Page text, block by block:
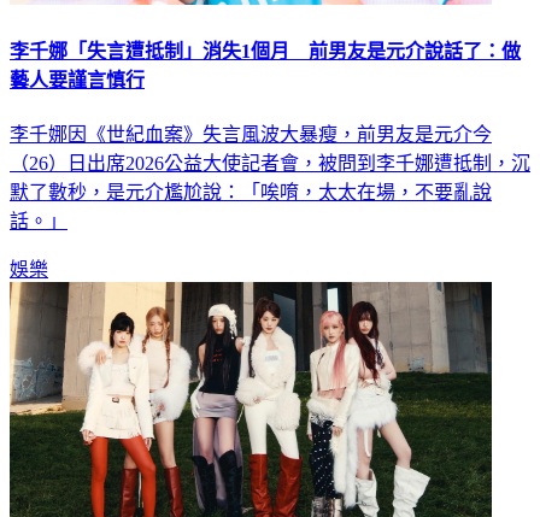
李千娜「失言遭抵制」消失1個月 前男友是元介說話了：做
藝人要謹言慎行
李千娜因《世紀血案》失言風波大暴瘦，前男友是元介今
（26）日出席2026公益大使記者會，被問到李千娜遭抵制，沉
默了數秒，是元介尷尬說：「唉唷，太太在場，不要亂說
話。」
娛樂